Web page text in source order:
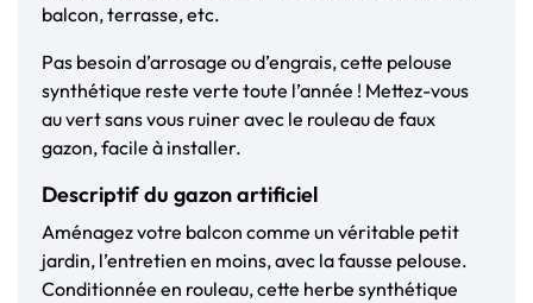
balcon, terrasse, etc.
Pas besoin d’arrosage ou d’engrais, cette pelouse
synthétique reste verte toute l’année ! Mettez-vous
au vert sans vous ruiner avec le rouleau de faux
gazon, facile à installer.
Descriptif du gazon artificiel
Aménagez votre balcon comme un véritable petit
jardin, l’entretien en moins, avec la fausse pelouse.
Conditionnée en rouleau, cette herbe synthétique